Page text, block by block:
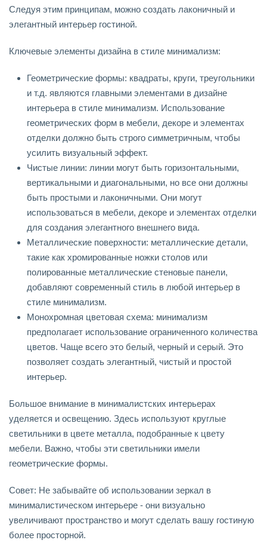
Следуя этим принципам, можно создать лаконичный и
элегантный интерьер гостиной.
Ключевые элементы дизайна в стиле минимализм:
Геометрические формы: квадраты, круги, треугольники
и т.д. являются главными элементами в дизайне
интерьера в стиле минимализм. Использование
геометрических форм в мебели, декоре и элементах
отделки должно быть строго симметричным, чтобы
усилить визуальный эффект.
Чистые линии: линии могут быть горизонтальными,
вертикальными и диагональными, но все они должны
быть простыми и лаконичными. Они могут
использоваться в мебели, декоре и элементах отделки
для создания элегантного внешнего вида.
Металлические поверхности: металлические детали,
такие как хромированные ножки столов или
полированные металлические стеновые панели,
добавляют современный стиль в любой интерьер в
стиле минимализм.
Монохромная цветовая схема: минимализм
предполагает использование ограниченного количества
цветов. Чаще всего это белый, черный и серый. Это
позволяет создать элегантный, чистый и простой
интерьер.
Большое внимание в минималистских интерьерах
уделяется и освещению. Здесь используют круглые
светильники в цвете металла, подобранные к цвету
мебели. Важно, чтобы эти светильники имели
геометрические формы.
Совет: Не забывайте об использовании зеркал в
минималистическом интерьере - они визуально
увеличивают пространство и могут сделать вашу гостиную
более просторной.